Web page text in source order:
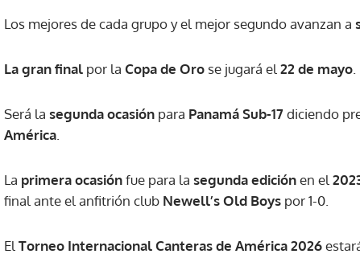
Los mejores de cada grupo y el mejor segundo avanzan a
La gran final por la Copa de Oro se jugará el 22 de mayo
Será la segunda ocasión para Panamá Sub-17diciendo
América
La primera ocasiónfue para la segunda ediciónen el
final ante el anfitrión club Newell’s Old Boys por 1-0.
El Torneo Internacional Canteras de América 2026